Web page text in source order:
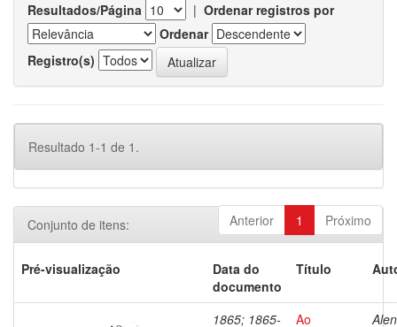
Resultados/Página | Ordenar registros por
Ordenar
Registro(s)
Resultado 1-1 de 1.
Anterior 1 Próximo
Conjunto de itens:
Pré-visualização
Data do
documento
Título
1865; 1865-
Ao